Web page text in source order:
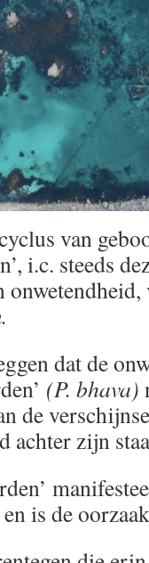
van
i.c. steeds
dat de
(P. bhava)
de
achter zijn
is de